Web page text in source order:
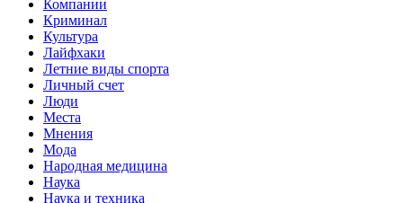
Компании
Криминал
Культура
Лайфхаки
Летние виды спорта
Личный счет
Люди
Места
Мнения
Мода
Народная медицина
Наука
Наука и техника